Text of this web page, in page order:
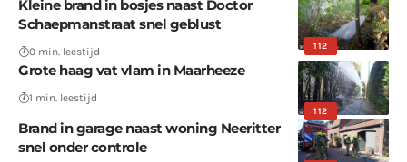
112
Kleine brand in bosjes naast Doctor
Schaepmanstraat snel geblust
0 min. leestijd
112
Grote haag vat vlam in Maarheeze
1 min. leestijd
Brand in garage naast woning Neeritter
snel onder controle